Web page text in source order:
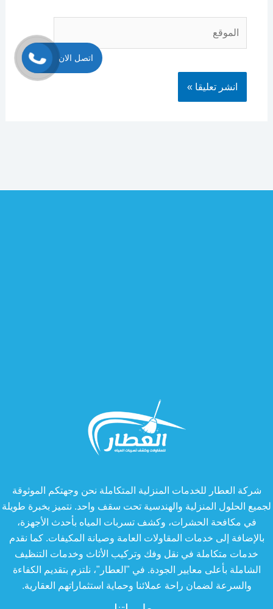
شركة العطار للخدمات المنزلية المتكاملة نحن وجهتكم الموثوقة
لجميع الحلول المنزلية والهندسية تحت سقف واحد. نتميز بخبرة طويلة
في مكافحة الحشرات، وكشف تسربات المياه بأحدث الأجهزة،
بالإضافة إلى خدمات المقاولات العامة وصيانة المكيفات. كما نقدم
خدمات متكاملة في نقل وفك وتركيب الأثاث وخدمات التنظيف
الشاملة بأعلى معايير الجودة. في "العطار"، نلتزم بتقديم الكفاءة
والسرعة لضمان راحة عملائنا وحماية استثماراتهم العقارية.
اتصل الان